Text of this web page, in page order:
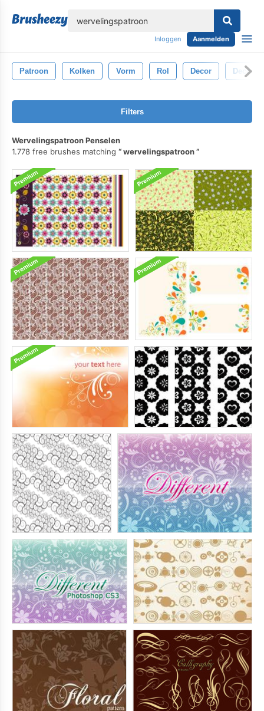
Inloggen Aanmelden
Patroon Kolken Vorm Rol Decor
Filters
Wervelingspatroon Penselen
1.778 free brushes matching
wervelingspatroon